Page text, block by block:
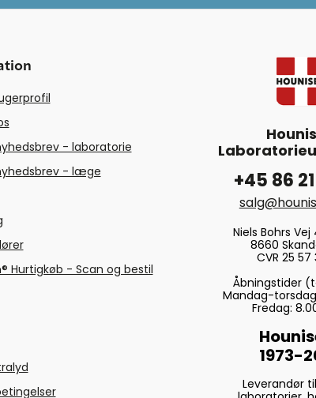
- laboratorie
- læge
Hurtigkøb - Scan og bestil
+45 86
Niels Bohrs Vej
8660
CVR 25 57
Åbningstider
Mandag-
Fredag:
1973-
Leverandør